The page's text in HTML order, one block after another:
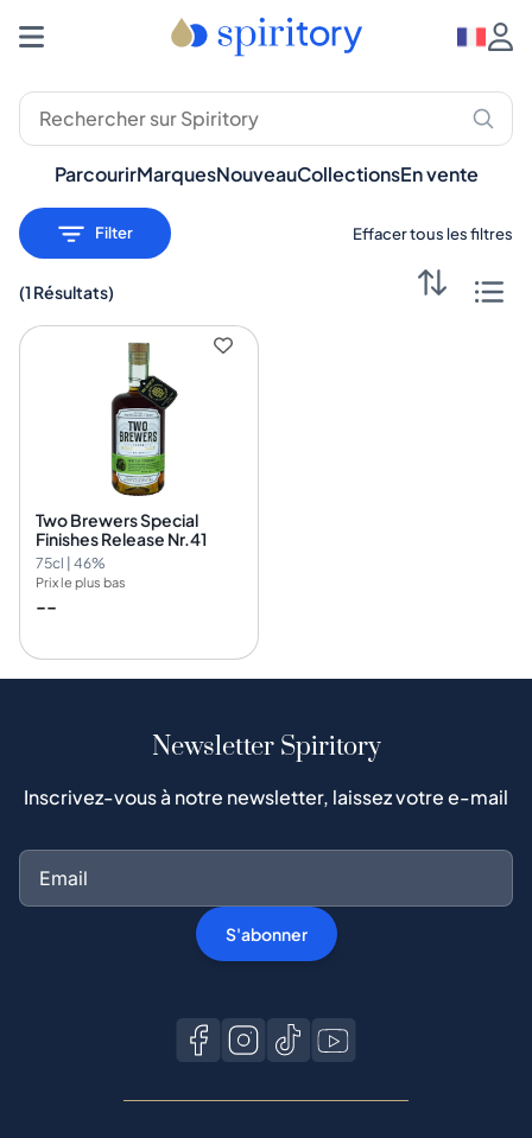
ParcourirMarquesNouveauCollectionsEn vente
Filter Effacer tous les filtres
(1 Résultats)
Two Brewers Special
Finishes Release Nr.41
75cl | 46%
Prix le plus bas
--
Newsletter Spiritory
Inscrivez-vous à notre newsletter, laissez votre e-mail
S'abonner
Spiritueux Premium : Whisky, Rhum, Gin – Spiritory